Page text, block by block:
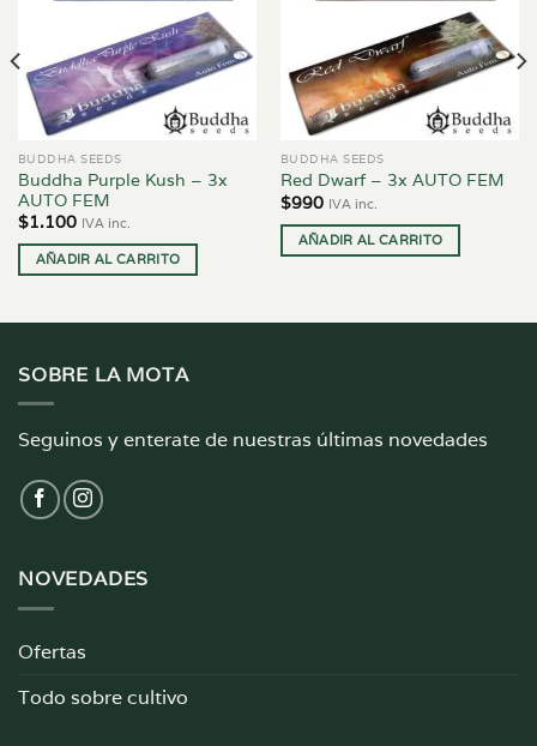
BUDDHA SEEDS
Buddha Purple Kush – 3x
AUTO FEM
$1.100 IVA inc.
AÑADIR AL CARRITO
BUDDHA SEEDS
Red Dwarf – 3x AUTO FEM
$990 IVA inc.
AÑADIR AL CARRITO
SOBRE LA MOTA
Seguinos y enterate de nuestras últimas novedades
NOVEDADES
Ofertas
Todo sobre cultivo